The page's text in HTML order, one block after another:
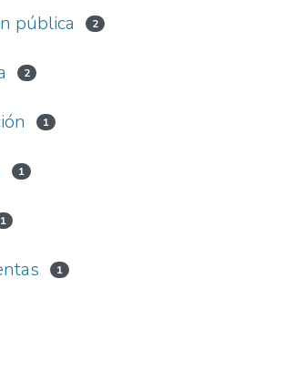
pública 2
2
1
1
1
1